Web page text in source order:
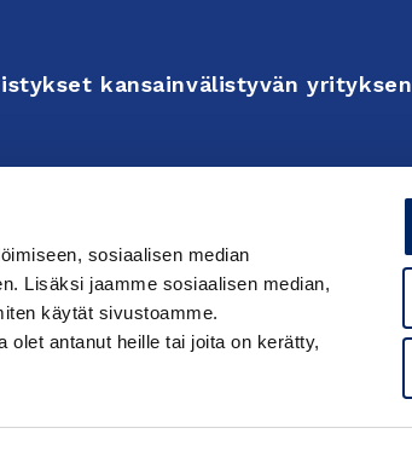
sosiaalisen median
Lisäksi jaamme sosiaalisen median,
käytät sivustoamme.
olet antanut heille tai joita on kerätty,
kansainvälistyvän yrityksen